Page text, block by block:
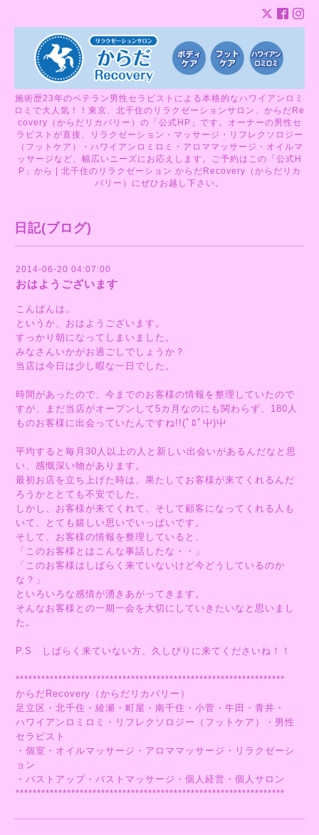
施術歴23年のベテラン男性セラピストによる本格的なハワイアンロミ
ロミで大人気！！東京、北千住のリラクゼーションサロン、からだRe
covery（からだリカバリー）の「公式HP」です。オーナーの男性セ
ラピストが直接、リラクゼーション・マッサージ・リフレクソロジー
（フットケア）・ハワイアンロミロミ・アロママッサージ・オイルマ
ッサージなど、幅広いニーズにお応えします。ご予約はこの「公式H
P」から | 北千住のリラクゼーション からだRecovery（からだリカ
バリー）にぜひお越し下さい。
日記(ブログ)
2014-06-20 04:07:00
おはようございます
こんばんは。
というか、おはようございます。
すっかり朝になってしまいました。
みなさんいかがお過ごしでしょうか？
当店は今日は少し暇な一日でした。
時間があったので、今までのお客様の情報を整理していたので
すが、まだ当店がオープンして5カ月なのにも関わらず、180人
ものお客様に出会っていたんですね!!(ﾟﾛﾟ屮)屮
平均すると毎月30人以上の人と新しい出会いがあるんだなと思
い、感慨深い物があります。
最初お店を立ち上げた時は、果たしてお客様が来てくれるんだ
ろうかととても不安でした。
しかし、お客様が来てくれて、そして顧客になってくれる人も
いて、とても嬉しい思いでいっぱいです。
そして、お客様の情報を整理していると、
「このお客様とはこんな事話したな・・」
「このお客様はしばらく来ていないけど今どうしているのか
な？」
といろいろな感情が湧きあがってきます。
そんなお客様との一期一会を大切にしていきたいなと思いまし
た。
P.S しばらく来ていない方、久しびりに来てくださいね！！
***************************************************************
からだRecovery（からだリカバリー）
足立区・北千住・綾瀬・町屋・南千住・小菅・牛田・青井・
ハワイアンロミロミ・リフレクソロジー（フットケア）・男性
セラピスト
・個室・オイルマッサージ・アロママッサージ・リラクゼーシ
ョン
・バストアップ・バストマッサージ・個人経営・個人サロン
***************************************************************